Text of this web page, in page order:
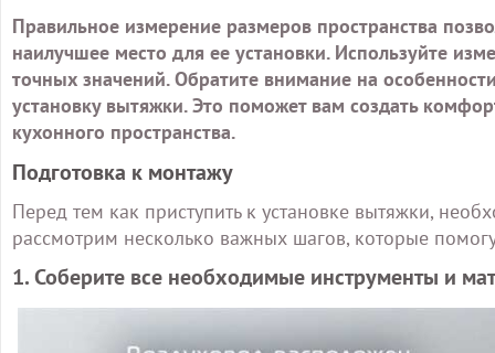
Правильное измерение размеров пространства
наилучшее место для ее установки. Используйте
точных значений. Обратите внимание на
установку вытяжки. Это поможет вам создать
кухонного пространства.
Подготовка к монтажу
Перед тем как приступить к установке вытяжки,
рассмотрим несколько важных шагов, которые
1. Соберите все необходимые инструменты и